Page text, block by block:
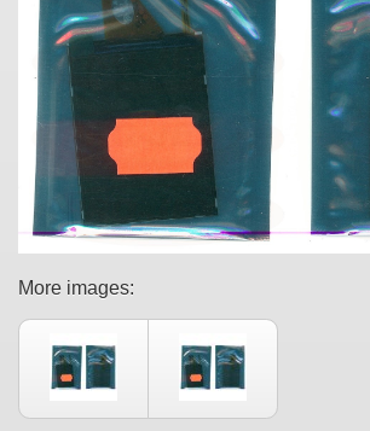
More images: